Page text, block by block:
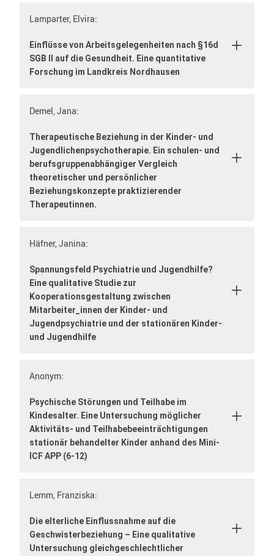
Lamparter, Elvira:
Einflüsse von Arbeitsgelegenheiten nach §16d
SGB II auf die Gesundheit. Eine quantitative
Forschung im Landkreis Nordhausen
Demel, Jana:
Therapeutische Beziehung in der Kinder- und
Jugendlichenpsychotherapie. Ein schulen- und
berufsgruppenabhängiger Vergleich
theoretischer und persönlicher
Beziehungskonzepte praktizierender
Therapeutinnen.
Häfner, Janina:
Spannungsfeld Psychiatrie und Jugendhilfe?
Eine qualitative Studie zur
Kooperationsgestaltung zwischen
Mitarbeiter_innen der Kinder- und
Jugendpsychiatrie und der stationären Kinder-
und Jugendhilfe
Anonym:
Psychische Störungen und Teilhabe im
Kindesalter. Eine Untersuchung möglicher
Aktivitäts- und Teilhabebeeinträchtigungen
stationär behandelter Kinder anhand des Mini-
ICF APP (6-12)
Lemm, Franziska:
Die elterliche Einflussnahme auf die
Geschwisterbeziehung – Eine qualitative
Untersuchung gleichgeschlechtlicher